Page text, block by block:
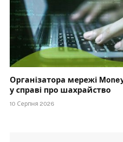
Організатора мережі
у справі про шахрайство
10 Серпня 2026